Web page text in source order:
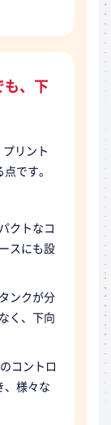
、下
プリント
です。
クトなコ
スにも設
ンクが分
く、下向
コントロ
、様々な